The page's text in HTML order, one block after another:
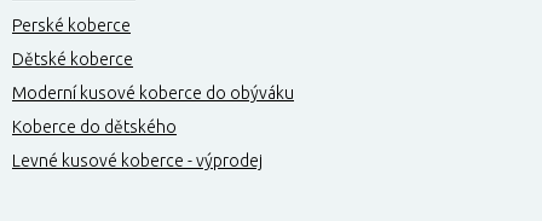
Perské koberce
Dětské koberce
Moderní kusové koberce do obýváku
Koberce do dětského
Levné kusové koberce - výprodej